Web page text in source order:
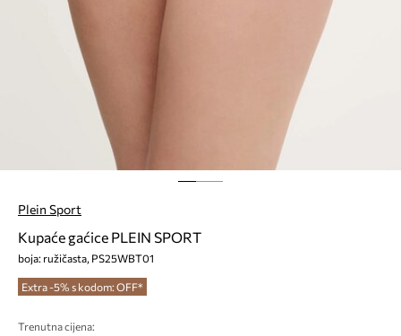
Plein Sport
Kupaće gaćice PLEIN SPORT
boja: ružičasta, PS25WBT01
Extra -5% s kodom: OFF*
Trenutna cijena: